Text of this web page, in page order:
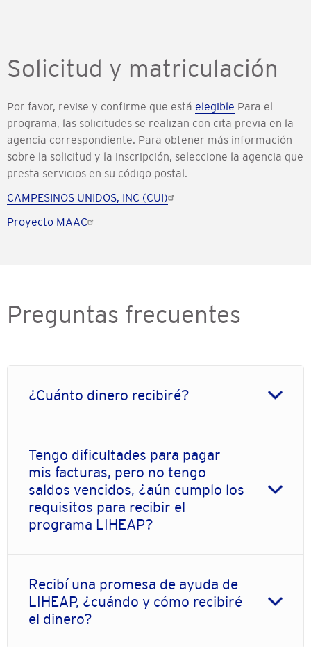
Solicitud y matriculación
Por favor, revise y confirme que está elegible Para el
programa, las solicitudes se realizan con cita previa en la
agencia correspondiente. Para obtener más información
sobre la solicitud y la inscripción, seleccione la agencia que
presta servicios en su código postal.
CAMPESINOS UNIDOS, INC (CUI)
Proyecto MAAC
Preguntas frecuentes
¿Cuánto dinero recibiré?
Tengo dificultades para pagar
mis facturas, pero no tengo
saldos vencidos, ¿aún cumplo los
requisitos para recibir el
programa LIHEAP?
Recibí una promesa de ayuda de
LIHEAP, ¿cuándo y cómo recibiré
el dinero?